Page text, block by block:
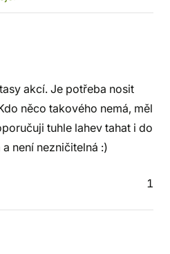
akcí. Je potřeba nosit
něco takového nemá, měl
tuhle lahev tahat i do
není nezničitelná :)
1